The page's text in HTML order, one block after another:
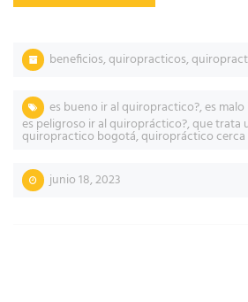
beneficios,quiropracticos,
es bueno ir al quiropractico?,es
es peligroso ir al quiropráctico?,que trata
quiropractico bogotá,quiropráctico cerca
junio 18, 2023